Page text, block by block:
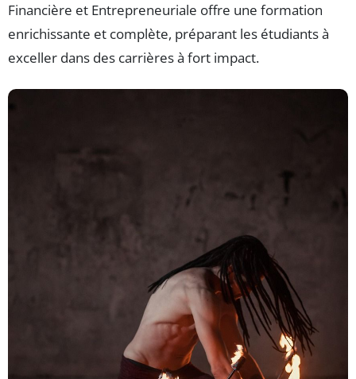
Financière et Entrepreneuriale offre une formation
enrichissante et complète, préparant les étudiants à
exceller dans des carrières à fort impact.